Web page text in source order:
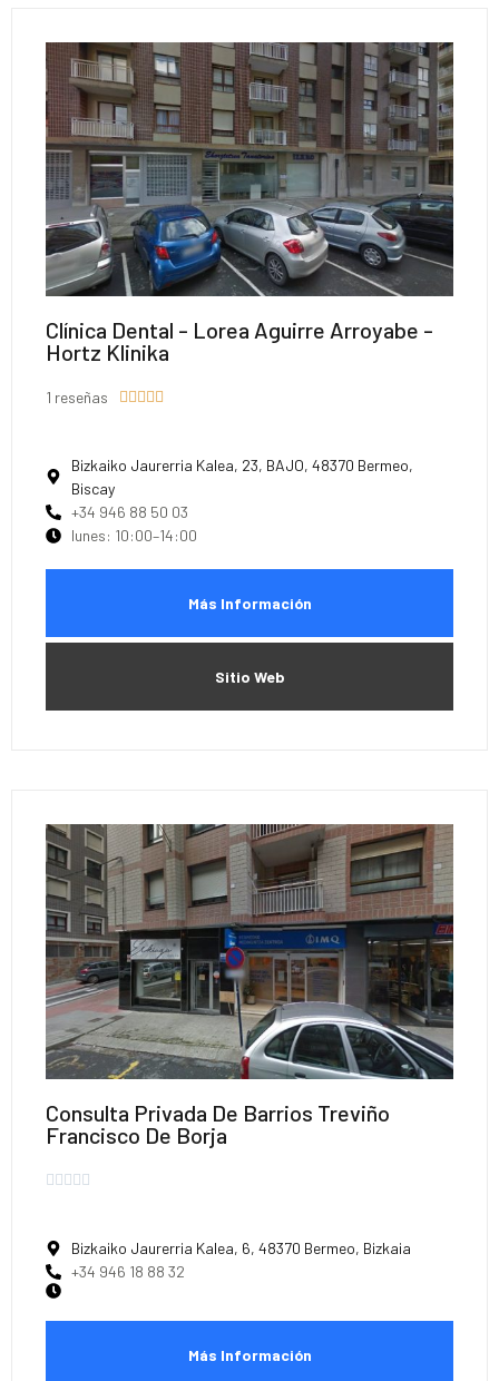
Clínica Dental - Lorea Aguirre Arroyabe -
Hortz Klinika
1 reseñas     
Bizkaiko Jaurerria Kalea, 23, BAJO, 48370 Bermeo,
Biscay
+34 946 88 50 03
lunes: 10:00–14:00
Más Información
Sitio Web
Consulta Privada De Barrios Treviño
Francisco De Borja
    
Bizkaiko Jaurerria Kalea, 6, 48370 Bermeo, Bizkaia
+34 946 18 88 32
Más Información